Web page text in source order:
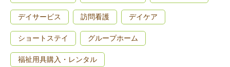
デイサービス 訪問看護 デイケア
ショートステイ グループホーム
福祉用具購入・レンタル